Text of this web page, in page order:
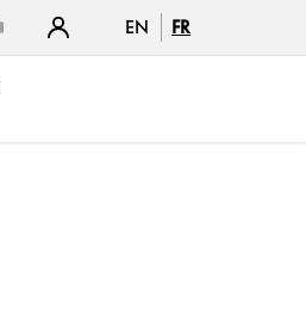
EN FR